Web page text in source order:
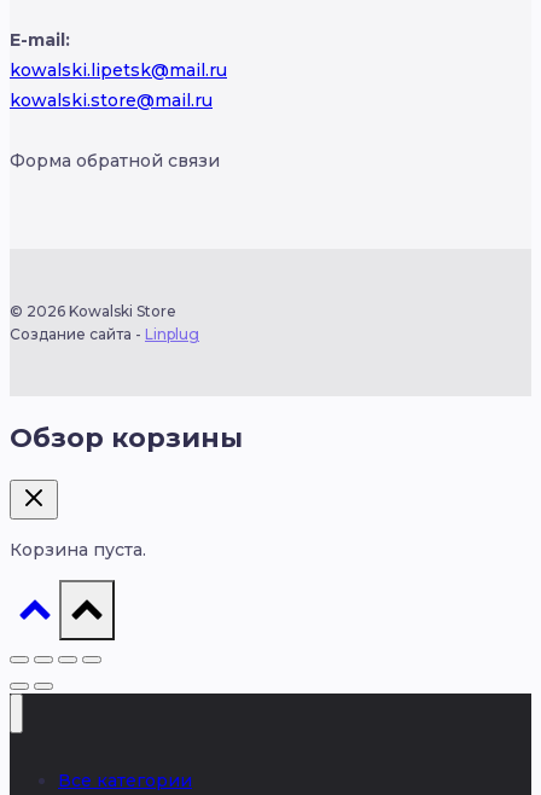
E-mail:
kowalski.lipetsk@mail.ru
kowalski.store@mail.ru
Форма обратной связи
© 2026 Kowalski Store
Создание сайта - Linplug
Обзор корзины
Корзина пуста.
Все категории